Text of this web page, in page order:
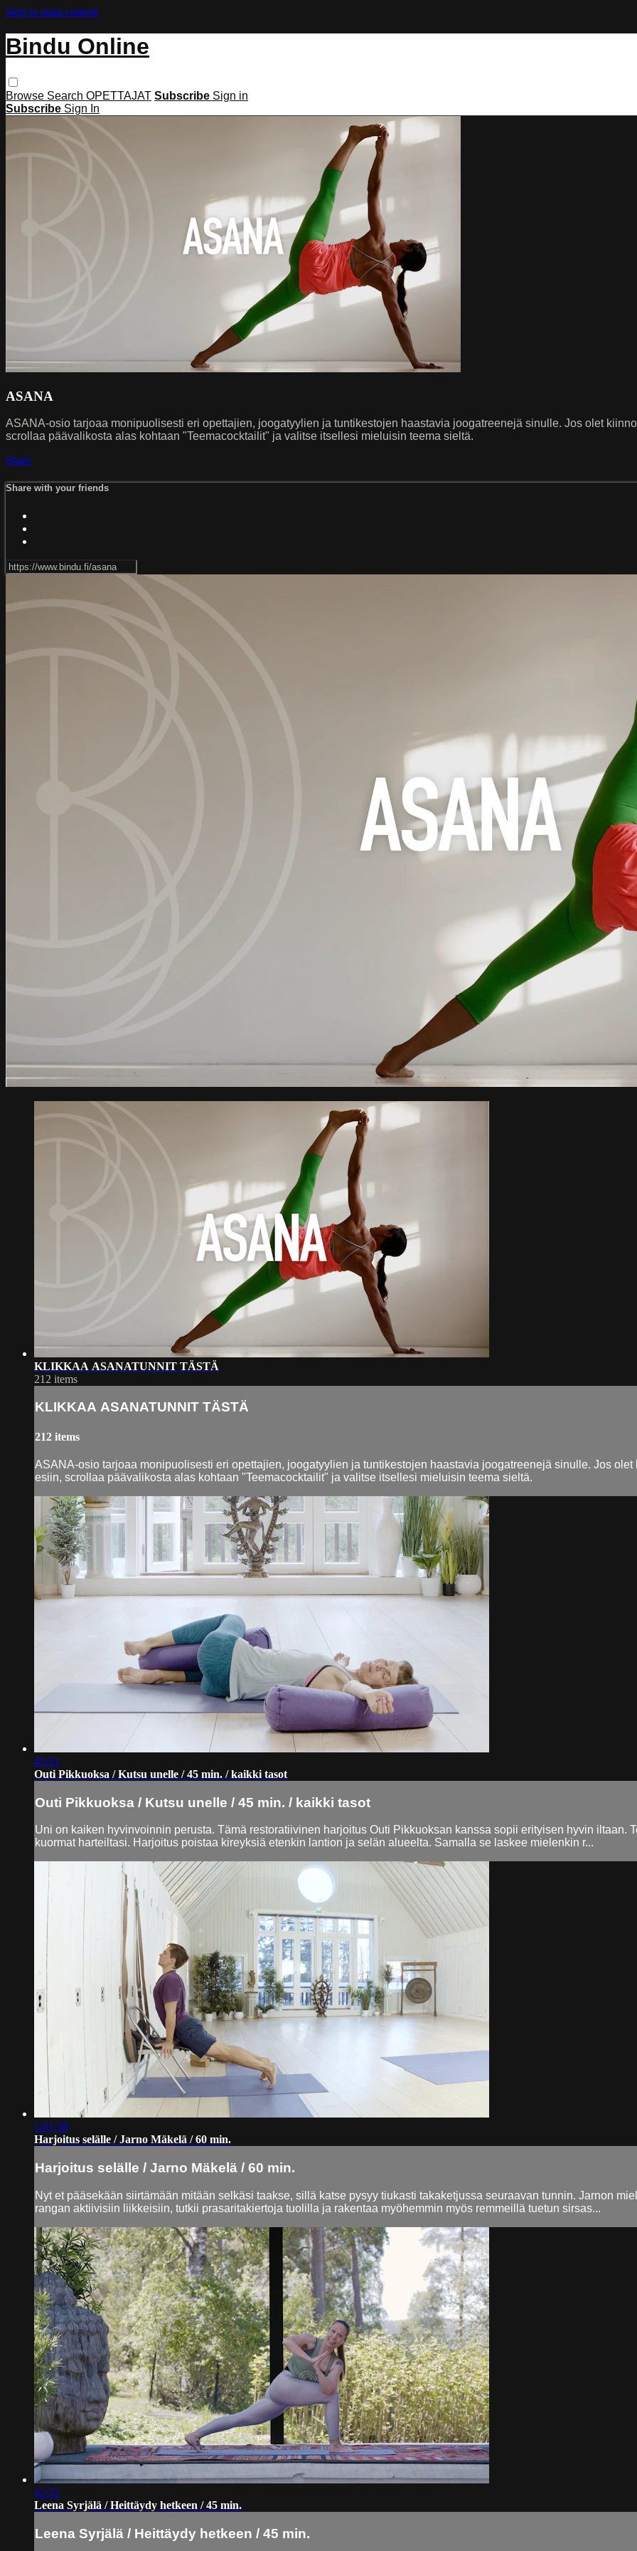
Skip to main content
Bindu Online
Browse Search OPETTAJAT Subscribe Sign in
Subscribe Sign In
ASANA
ASANA-osio tarjoaa monipuolisesti eri opettajien, joogatyylien ja tuntikestojen haastavia joogatreenejä sinulle. Jos olet
scrollaa päävalikosta alas kohtaan "Teemacocktailit" ja valitse itsellesi mieluisin teema sieltä.
Share
Share with your friends
KLIKKAA ASANATUNNIT TÄSTÄ
212 items
KLIKKAA ASANATUNNIT TÄSTÄ
212 items
ASANA-osio tarjoaa monipuolisesti eri opettajien, joogatyylien ja tuntikestojen haastavia joogatreenejä sinulle. Jos
esiin, scrollaa päävalikosta alas kohtaan "Teemacocktailit" ja valitse itsellesi mieluisin teema sieltä.
45:51
Outi Pikkuoksa / Kutsu unelle / 45 min. / kaikki tasot
Outi Pikkuoksa / Kutsu unelle / 45 min. / kaikki tasot
Uni on kaiken hyvinvoinnin perusta. Tämä restoratiivinen harjoitus Outi Pikkuoksan kanssa sopii erityisen hyvin iltaan.
kuormat harteiltasi. Harjoitus poistaa kireyksiä etenkin lantion ja selän alueelta. Samalla se laskee mielenkin r...
1:01:38
Harjoitus selälle / Jarno Mäkelä / 60 min.
Harjoitus selälle / Jarno Mäkelä / 60 min.
Nyt et pääsekään siirtämään mitään selkäsi taakse, sillä katse pysyy tiukasti takaketjussa seuraavan tunnin. Jarnon
rangan aktiivisiin liikkeisiin, tutkii prasaritakiertoja tuolilla ja rakentaa myöhemmin myös remmeillä tuetun sirsas...
42:52
Leena Syrjälä / Heittäydy hetkeen / 45 min.
Leena Syrjälä / Heittäydy hetkeen / 45 min.